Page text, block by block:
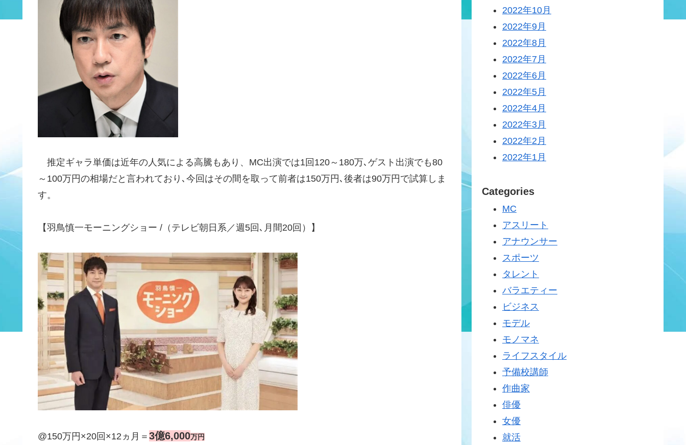
推定ギャラ単価は近年の人気による高騰もあり、MC出演では1回120～180万､ゲスト出演でも80
～100万円の相場だと言われており､今回はその間を取って前者は150万円､後者は90万円で試算しま
す。
【羽鳥慎一モーニングショー /（テレビ朝日系／週5回､月間20回）】
@150万円×20回×12ヵ月＝ 3億6,000万円
2022年10月
2022年9月
2022年8月
2022年7月
2022年6月
2022年5月
2022年4月
2022年3月
2022年2月
2022年1月
Categories
MC
アスリート
アナウンサー
スポーツ
タレント
バラエティー
ビジネス
モデル
モノマネ
ライフスタイル
予備校講師
作曲家
俳優
女優
就活